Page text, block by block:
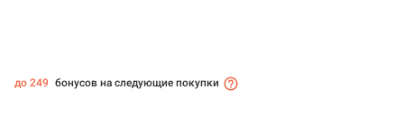
до 249 бонусов на следующие покупки